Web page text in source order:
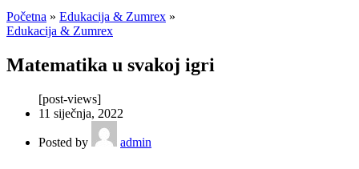
Početna » Edukacija & Zumrex »
Edukacija & Zumrex
Matematika u svakoj igri
[post-views]
11 siječnja, 2022
Posted by admin